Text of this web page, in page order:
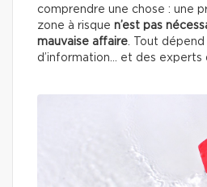
comprendre une chose : une
zone à risque n’est pas
mauvaise affaire. Tout
d’information… et des experts